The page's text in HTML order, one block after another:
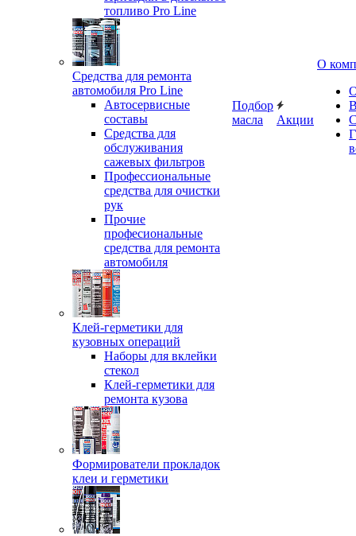
топливо Pro Line
Средства для ремонта
автомобиля Pro Line
Автосервисные
составы
Средства для
обслуживания
сажевых фильтров
Профессиональные
средства для очистки
рук
Прочие
професиональные
средства для ремонта
автомобиля
Клей-герметики для
кузовных операций
Наборы для вклейки
стекол
Клей-герметики для
ремонта кузова
Формирователи прокладок
клеи и герметики
Подбор
масла
Акции
О